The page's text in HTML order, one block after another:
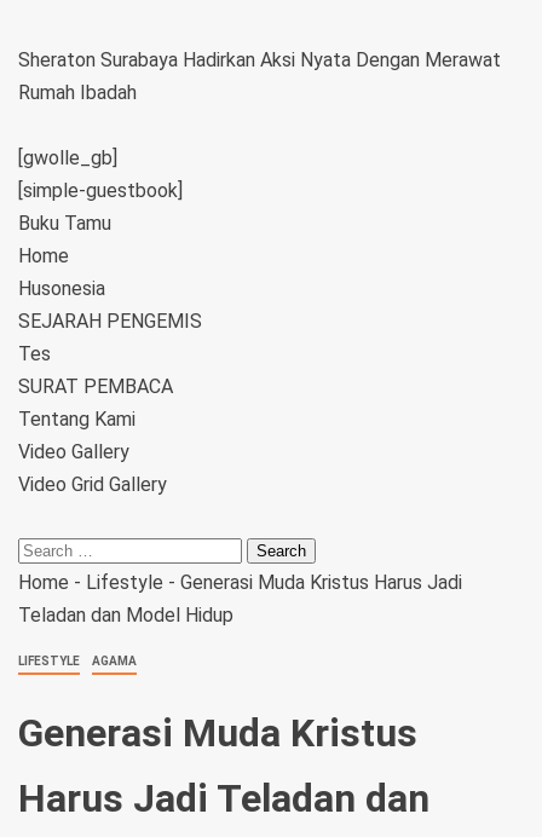
Sheraton Surabaya Hadirkan Aksi Nyata Dengan Merawat
Rumah Ibadah
[gwolle_gb]
[simple-guestbook]
Buku Tamu
Home
Husonesia
SEJARAH PENGEMIS
Tes
SURAT PEMBACA
Tentang Kami
Video Gallery
Video Grid Gallery
Home - Lifestyle - Generasi Muda Kristus Harus Jadi
Teladan dan Model Hidup
LIFESTYLE AGAMA
Generasi Muda Kristus
Harus Jadi Teladan dan